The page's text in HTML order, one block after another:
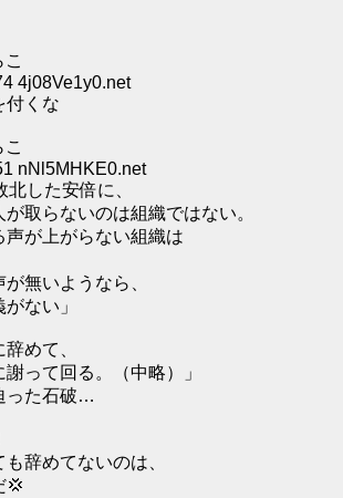
4j08Ve1y0.net
付くな
nNl5MHKE0.net
した安倍に、
が取らないのは組織ではない。
声が上がらない組織は
無いようなら、
ない」
めて、
って回る。（中略）」
った石破…
辞めてないのは、
💢